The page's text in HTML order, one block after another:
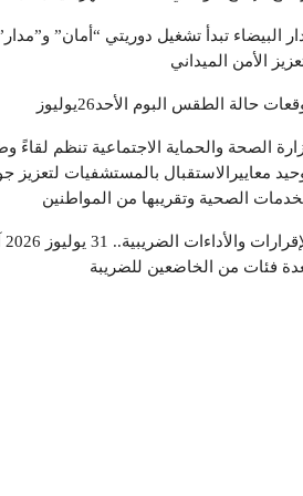
البيضاء تبدأ تشغيل دوريتي “أمان”
الأمن الميداني
حالة الطقس البوم الأحد26يوليوز
الصحة والحماية الاجتماعية تنظم لقاءً
معاييرالاستقبال بالمستشفيات لتعزيز
الصحية وتقريبها من المواطنين
فئات من الخاضعين للضريبة